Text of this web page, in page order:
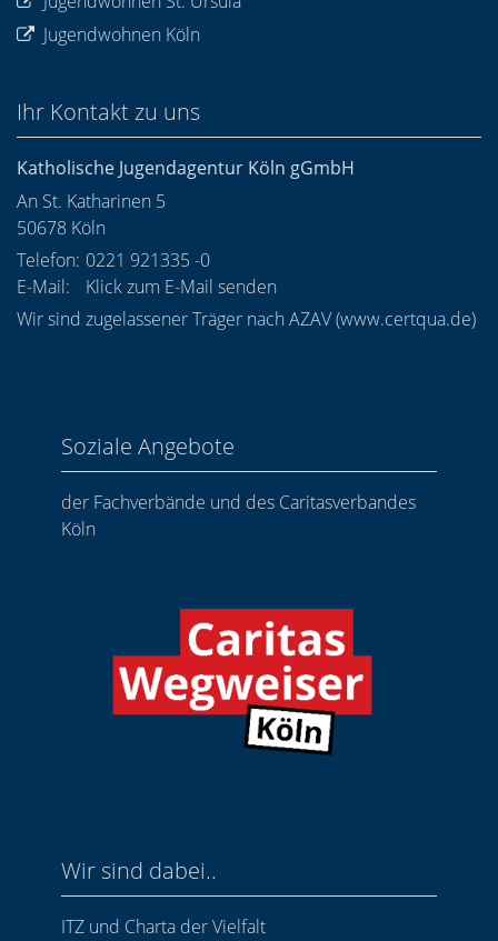
Jugendwohnen Köln
Ihr Kontakt zu uns
Katholische Jugendagentur Köln gGmbH
An St. Katharinen 5
50678 Köln
Telefon: 0221 921335 -0
E-Mail:
Klick zum E-Mail senden
Wir sind zugelassener Träger nach AZAV (www.certqua.de)
Soziale Angebote
der Fachverbände und des Caritasverbandes
Köln
Wir sind dabei..
ITZ und Charta der Vielfalt